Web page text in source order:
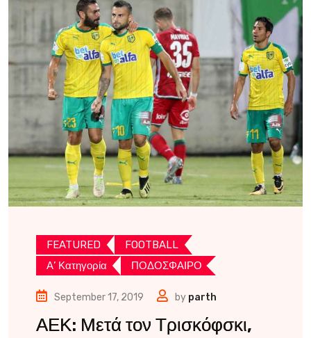
FEATURED
FOOTBALL
Α’ Κατηγορία
ΠΟΔΟΣΦΑΙΡΟ
September 17, 2019 by parth
ΑΕΚ: Μετά τον Τρισκόφσκι,